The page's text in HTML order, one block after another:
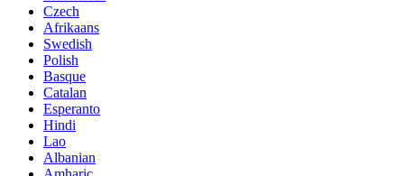
Czech
Afrikaans
Swedish
Polish
Basque
Catalan
Esperanto
Hindi
Lao
Albanian